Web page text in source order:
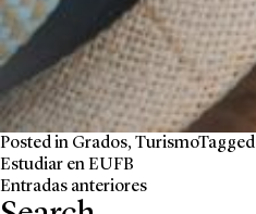
Posted in Grados, TurismoTagged
Estudiar en EUFB
Entradas anteriores